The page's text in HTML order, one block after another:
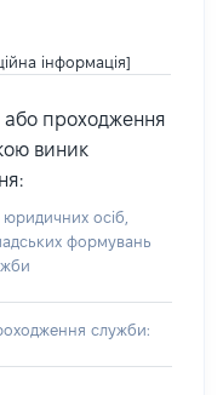
інформація]
або проходження
виник
осіб,
формувань
служби: